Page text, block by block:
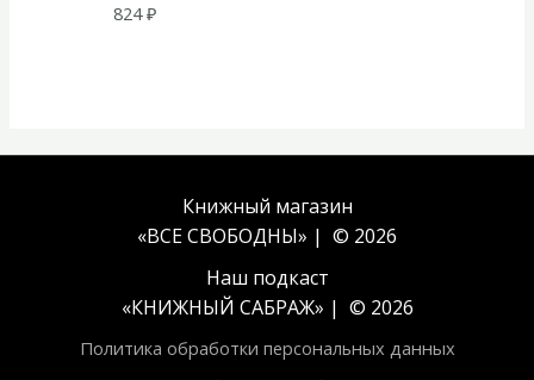
824₽
Книжный магазин
«ВСЕ СВОБОДНЫ» | © 2026
Наш подкаст
«КНИЖНЫЙ САБРАЖ» | © 2026
Политика обработки персональных данных